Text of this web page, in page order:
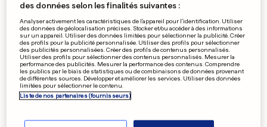
LOS ANGELES
Cet homme vit dans un
panneau publicitaire de
Netflix
0 7 0
des données selon les finalités suivantes :
Analyser activement les caractéristiques de l’appareil pour l’identification. Utiliser
des données de géolocalisation précises. Stocker et/ou accéder à des informations
sur un appareil. Utiliser des données limitées pour sélectionner la publicité. Créer
des profils pour la publicité personnalisée. Utiliser des profils pour sélectionner
des publicités personnalisées. Créer des profils de contenus personnalisés.
Utiliser des profils pour sélectionner des contenus personnalisés. Mesurer la
performance des publicités. Mesurer la performance des contenus. Comprendre
les publics par le biais de statistiques ou de combinaisons de données provenant
de différentes sources. Développer et améliorer les services. Utiliser des données
limitées pour sélectionner le contenu.
Liste de nos partenaires (fournisseurs)